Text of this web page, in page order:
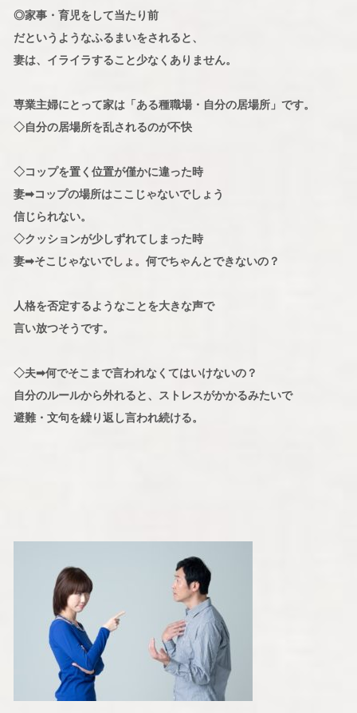
◎家事・育児をして当たり前
だというようなふるまいをされると、
妻は、イライラすること少なくありません。
専業主婦にとって家は「ある種職場・自分の居場所」です。
◇自分の居場所を乱されるのが不快
◇コップを置く位置が僅かに違った時
妻➡コップの場所はここじゃないでしょう
信じられない。
◇クッションが少しずれてしまった時
妻➡そこじゃないでしょ。何でちゃんとできないの？
人格を否定するようなことを大きな声で
言い放つそうです。
◇夫➡何でそこまで言われなくてはいけないの？
自分のルールから外れると、ストレスがかかるみたいで
避難・文句を繰り返し言われ続ける。